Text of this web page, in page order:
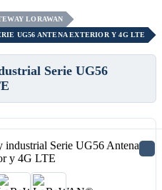
LORAWAN
UG56 ANTENA EXTERIOR Y 4G LTE
Serie UG56